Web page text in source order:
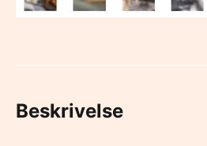
Beskrivelse